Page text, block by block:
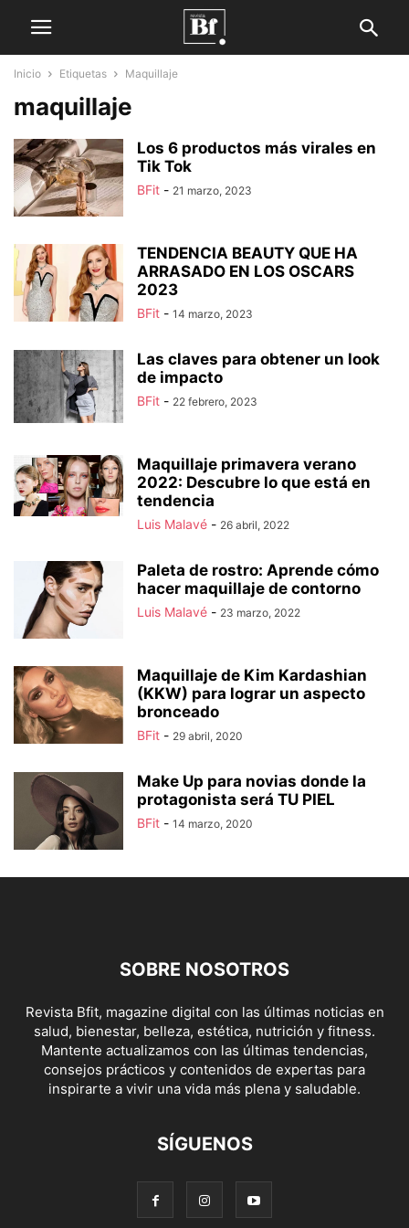
Inicio Etiquetas Maquillaje
maquillaje
Los 6 productos más virales en
Tik Tok
BFit - 21 marzo, 2023
TENDENCIA BEAUTY QUE HA
ARRASADO EN LOS OSCARS
2023
BFit - 14 marzo, 2023
Las claves para obtener un look
de impacto
BFit - 22 febrero, 2023
Maquillaje primavera verano
2022: Descubre lo que está en
tendencia
Luis Malavé - 26 abril, 2022
Paleta de rostro: Aprende cómo
hacer maquillaje de contorno
Luis Malavé - 23 marzo, 2022
Maquillaje de Kim Kardashian
(KKW) para lograr un aspecto
bronceado
BFit - 29 abril, 2020
Make Up para novias donde la
protagonista será TU PIEL
BFit - 14 marzo, 2020
SOBRE NOSOTROS
Revista Bfit, magazine digital con las últimas noticias en
salud, bienestar, belleza, estética, nutrición y fitness.
Mantente actualizamos con las últimas tendencias,
consejos prácticos y contenidos de expertas para
inspirarte a vivir una vida más plena y saludable.
SÍGUENOS